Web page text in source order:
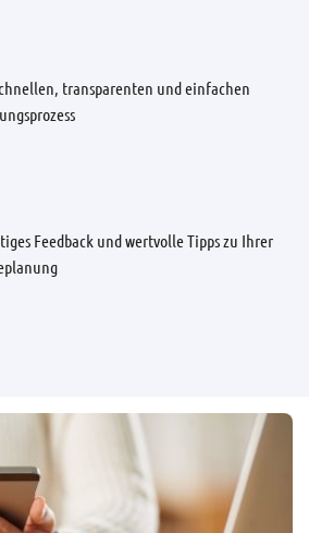
transparenten und einfachen
Feedback und wertvolle Tipps zu Ihrer